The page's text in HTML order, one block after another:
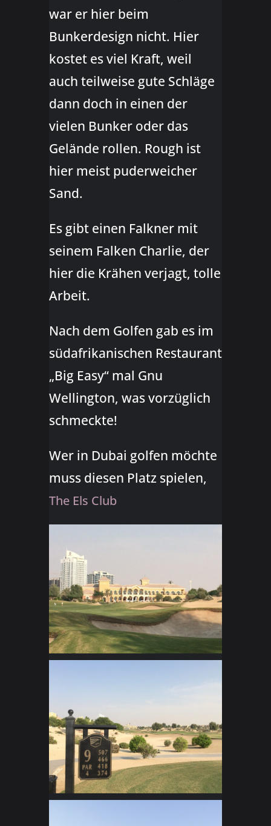
war er hier beim
Bunkerdesign nicht. Hier
kostet es viel Kraft, weil
auch teilweise gute Schläge
dann doch in einen der
vielen Bunker oder das
Gelände rollen. Rough ist
hier meist puderweicher
Sand.
Es gibt einen Falkner mit
seinem Falken Charlie, der
hier die Krähen verjagt, tolle
Arbeit.
Nach dem Golfen gab es im
südafrikanischen Restaurant
„Big Easy“ mal Gnu
Wellington, was vorzüglich
schmeckte!
Wer in Dubai golfen möchte
muss diesen Platz spielen,
The Els Club